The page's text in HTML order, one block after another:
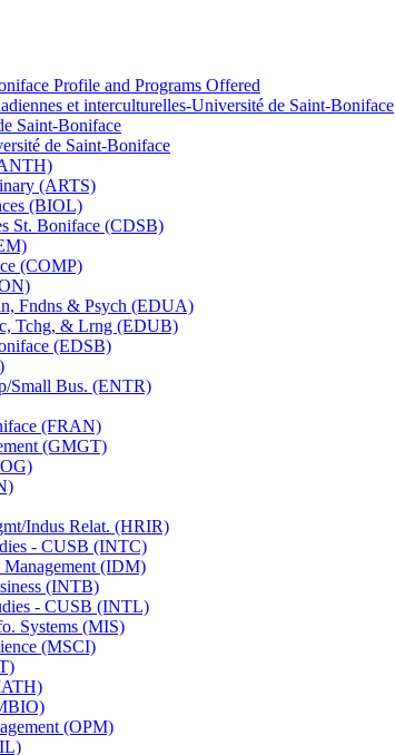
Profile and Programs Offered
et interculturelles-​Université de Saint-​Boniface
Saint-​Boniface
de Saint-​Boniface
(ARTS)
(BIOL)
St. Boniface (CDSB)
(COMP)
Fndns &​ Psych (EDUA)
Tchg, &​ Lrng (EDUB)
(EDSB)
​Small Bus. (ENTR)
(FRAN)
(GMGT)
​Indus Relat. (HRIR)
-​ CUSB (INTC)
(IDM)
(INTB)
-​ CUSB (INTL)
Systems (MIS)
(MSCI)
(OPM)